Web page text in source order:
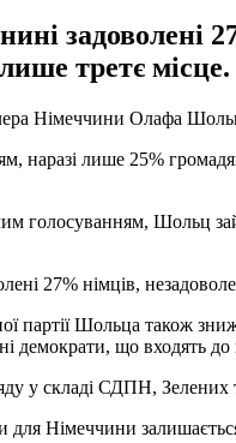
задоволені
третє місце.
Німеччини Олафа
наразі лише 25%
голосуванням, Шольц
27% німців,
партії Шольца також
демократи, що входять до
у складі СДПН, Зелених
для Німеччини